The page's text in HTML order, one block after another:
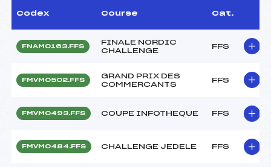
Codex Course Cat.
FNAM0163.FFS
FINALE NORDIC
CHALLENGE
FFS
FMVM0502.FFS
GRAND PRIX DES
COMMERCANTS
FFS
FMVM0493.FFS COUPE INFOTHEQUE FFS
FMVM0484.FFS CHALLENGE JEDELE FFS